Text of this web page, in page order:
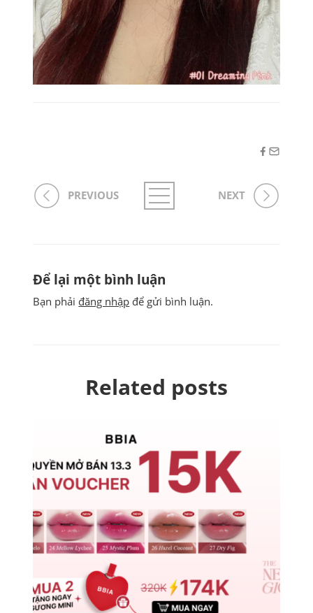
PREVIOUS NEXT
Để lại một bình luận
Bạn phải đăng nhập để gửi bình luận.
Related posts